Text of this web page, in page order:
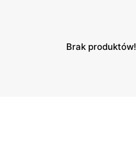
Brak produktów!